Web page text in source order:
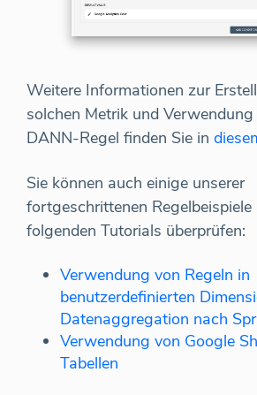
Weitere Informationen zur
solchen Metrik und
DANN-Regel finden Sie in
Sie können auch einige unserer
fortgeschrittenen Regelbeispiele
folgenden Tutorials überprüfen:
Verwendung von Regeln in
benutzerdefinierten
Datenaggregation nach
Verwendung von Google
Tabellen